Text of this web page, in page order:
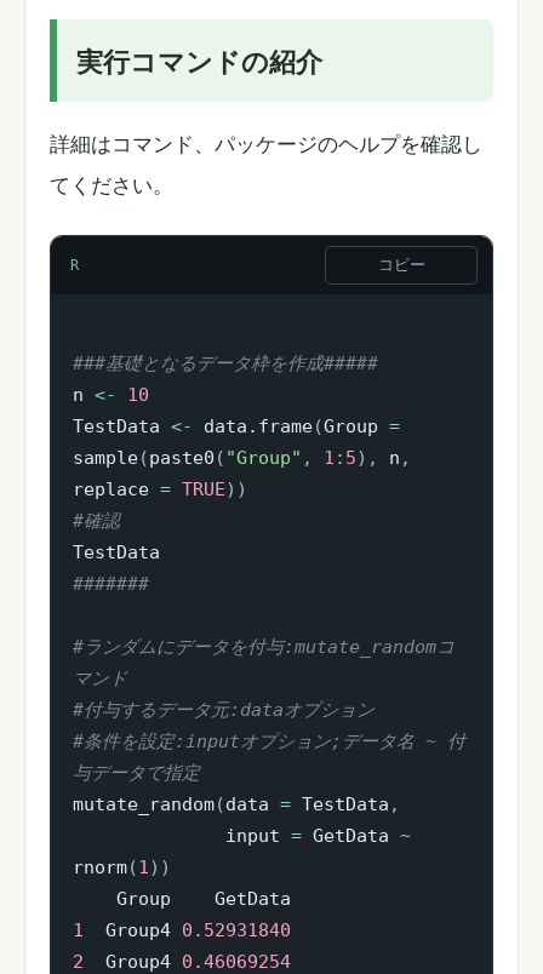
実行コマンドの紹介
詳細はコマンド、パッケージのヘルプを確認し
てください。
R コピー
###基礎となるデータ枠を作成#####
n <-
10
TestData <- data.frame(Group =
sample(paste0 ( "Group" , 1 : 5) , n ,
replace = TRUE) )
#確認
#######
#ランダムにデータを付与:mutate_randomコ
マンド
#付与するデータ元:dataオプション
#条件を設定:inputオプション;データ名 ~ 付
与データで指定
mutate_random(data = TestData ,
              input
= GetData ~
rnorm(1) )
1
  Group4
0.52931840
2
  Group4
0.46069254